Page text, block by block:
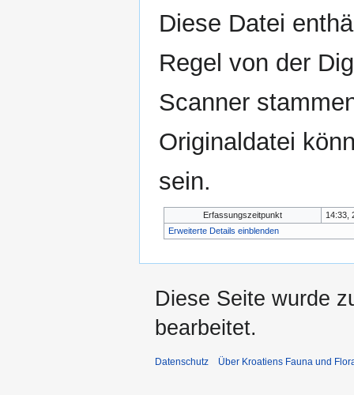
Diese Datei
Regel von der
Scanner
Originaldatei
sein.
Erfassungszeitpunkt
14:33,
Erweiterte Details einblenden
Diese Seite wurde
bearbeitet.
Datenschutz Über Kroatiens Fauna und